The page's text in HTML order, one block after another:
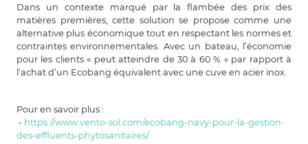
Dans un contexte marqué par la flambée des prix des
matières premières, cette solution se propose comme une
alternative plus économique tout en respectant les normes et
contraintes environnementales. Avec un bateau, l’économie
pour les clients « peut atteindre de 30 à 60 % » par rapport à
l’achat d’un Ecobang équivalent avec une cuve en acier inox.
Pour en savoir plus :
- https://www.vento-sol.com/ecobang-navy-pour-la-gestion-
des-effluents-phytosanitaires/